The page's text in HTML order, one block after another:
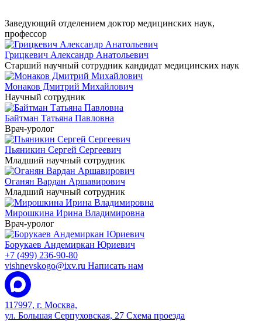
Заведующий отделением доктор медицинских наук,
профессор
Грицкевич Александр Анатольевич
Старший научный сотрудник кандидат медицинских наук
Монаков Дмитрий Михайлович
Научный сотрудник
Байтман Татьяна Павловна
Врач-уролог
Пьяникин Сергей Сергеевич
Младший научный сотрудник
Оганян Вардан Аршавирович
Младший научный сотрудник
Мирошкина Ирина Владимировна
Врач-уролог
Борукаев Андемиркан Юриевич
+7 (499) 236-90-80
vishnevskogo@ixv.ru Написать нам
117997, г. Москва,
ул. Большая Серпуховская, 27 Схема проезда